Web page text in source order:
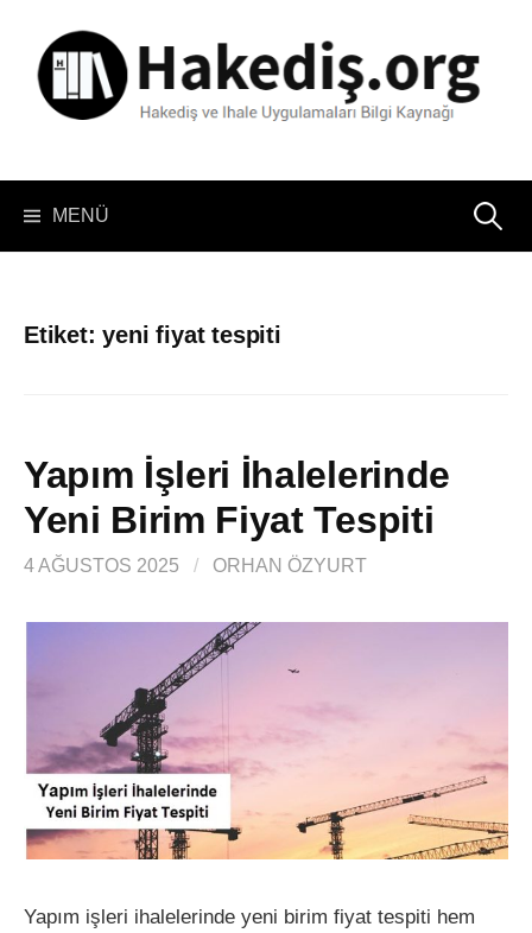
MENÜ Arama:
Etiket:yeni fiyat tespiti
Yapım İşleri İhalelerinde
Yeni Birim Fiyat Tespiti
4 AĞUSTOS 2025 / ORHAN ÖZYURT
Yapım işleri ihalelerinde yeni birim fiyat tespiti hem